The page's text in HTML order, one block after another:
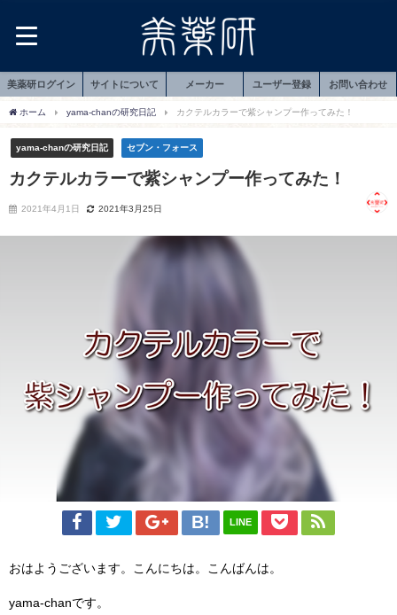
美薬研ログイン サイトについて メーカー ユーザー登録 お問い合わせ
ホーム yama-chanの研究日記 カクテルカラーで紫シャンプー作ってみた！
yama-chanの研究日記 セブン・フォース
カクテルカラーで紫シャンプー作ってみた！
2021年4月1日 2021年3月25日
LINE
おはようございます。こんにちは。こんばんは。
yama-chanです。